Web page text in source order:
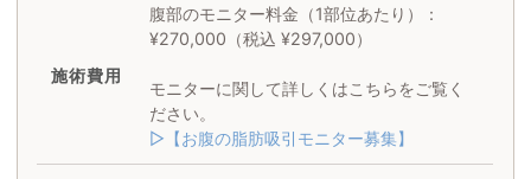
施術費用
腹部のモニター料金（1部位あたり）：
¥270,000（税込 ¥297,000）
モニターに関して詳しくはこちらをご覧く
ださい。
▷【お腹の脂肪吸引モニター募集】